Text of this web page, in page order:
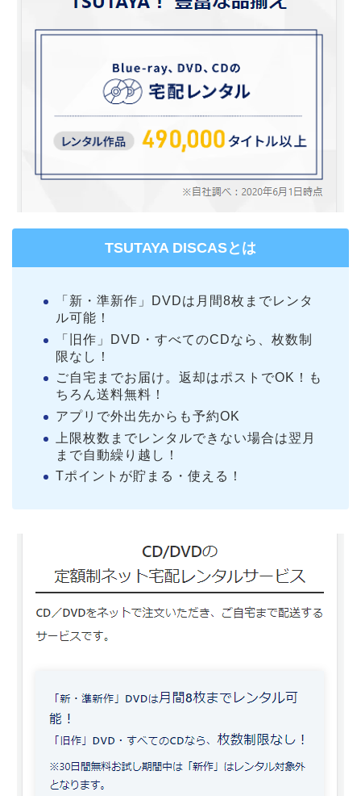
TSUTAYA DISCASとは
「新・準新作」DVDは月間8枚までレンタ
ル可能！
「旧作」DVD・すべてのCDなら、枚数制
限なし！
ご自宅までお届け。返却はポストでOK！も
ちろん送料無料！
アプリで外出先からも予約OK
上限枚数までレンタルできない場合は翌月
まで自動繰り越し！
Tポイントが貯まる・使える！